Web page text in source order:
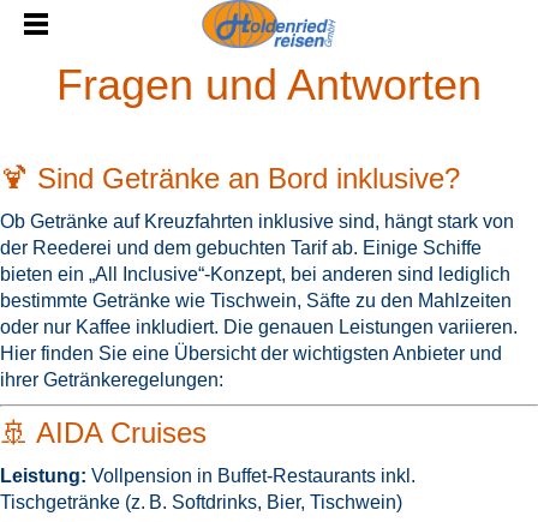
Fragen und Antworten
🍹 Sind Getränke an Bord inklusive?
Ob Getränke auf Kreuzfahrten inklusive sind, hängt stark von
der Reederei und dem gebuchten Tarif ab. Einige Schiffe
bieten ein „All Inclusive“-Konzept, bei anderen sind lediglich
bestimmte Getränke wie Tischwein, Säfte zu den Mahlzeiten
oder nur Kaffee inkludiert. Die genauen Leistungen variieren.
Hier finden Sie eine Übersicht der wichtigsten Anbieter und
ihrer Getränkeregelungen:
🚢 AIDA Cruises
Leistung: Vollpension in Buffet-Restaurants inkl.
Tischgetränke (z. B. Softdrinks, Bier, Tischwein)